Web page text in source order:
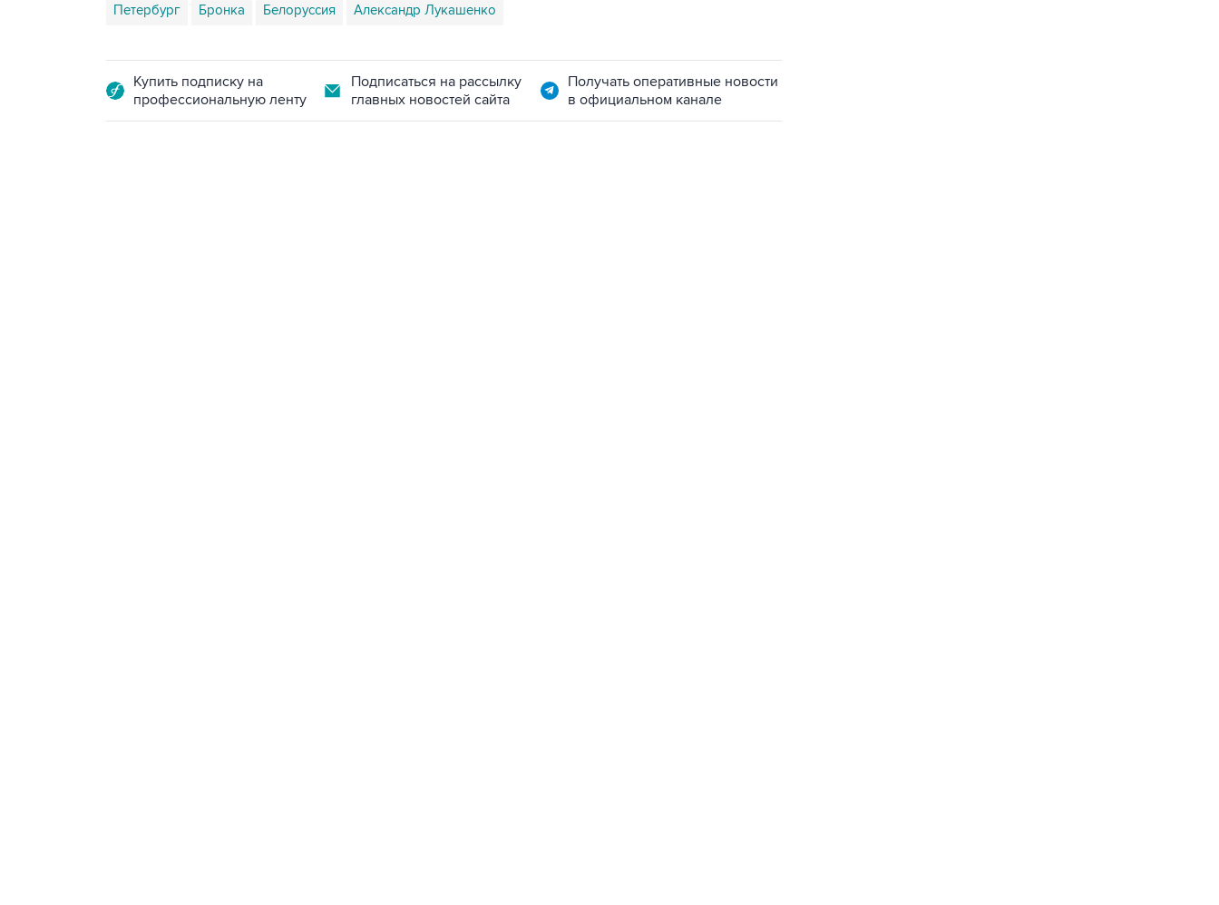
Петербург Бронка Белоруссия Александр Лукашенко
Купить подписку на
профессиональную ленту
Подписаться на рассылку
главных новостей сайта
Получать оперативные новости
в официальном канале